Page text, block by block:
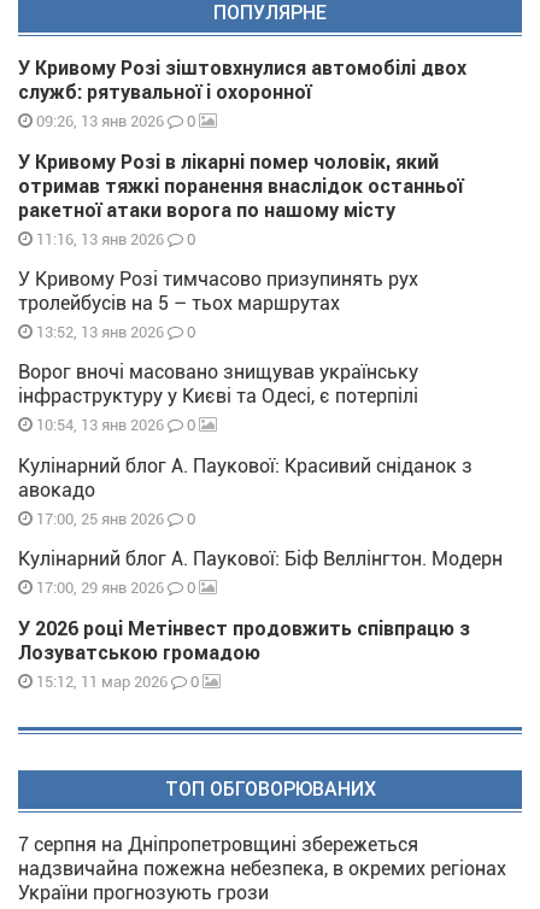
ПОПУЛЯРНЕ
У Кривому Розі зіштовхнулися автомобілі двох
служб: рятувальної і охоронної
09:26, 13 янв 2026 0
У Кривому Розі в лікарні помер чоловік, який
отримав тяжкі поранення внаслідок останньої
ракетної атаки ворога по нашому місту
11:16, 13 янв 2026 0
У Кривому Розі тимчасово призупинять рух
тролейбусів на 5 – тьох маршрутах
13:52, 13 янв 2026 0
Ворог вночі масовано знищував українську
інфраструктуру у Києві та Одесі, є потерпілі
10:54, 13 янв 2026 0
Кулінарний блог А. Паукової: Красивий сніданок з
авокадо
17:00, 25 янв 2026 0
Кулінарний блог А. Паукової: Біф Веллінгтон. Модерн
17:00, 29 янв 2026 0
У 2026 році Метінвест продовжить співпрацю з
Лозуватською громадою
15:12, 11 мар 2026 0
ТОП ОБГОВОРЮВАНИХ
7 серпня на Дніпропетровщині збережеться
надзвичайна пожежна небезпека, в окремих регіонах
України прогнозують грози